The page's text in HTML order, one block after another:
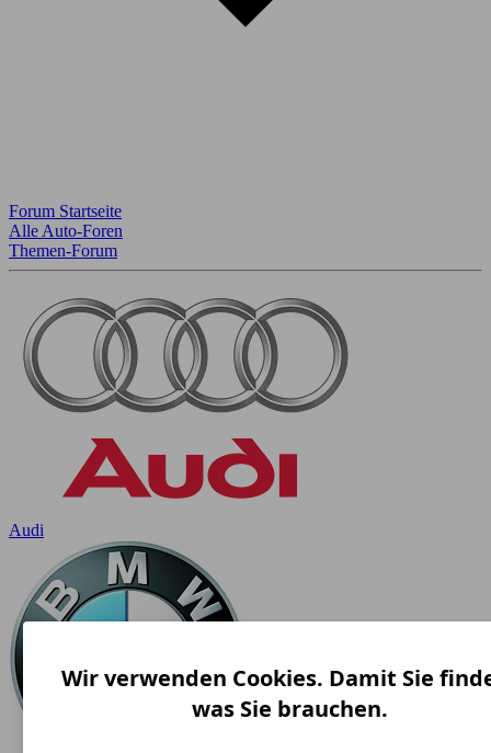
Forum Startseite
Alle Auto-Foren
Themen-Forum
Audi
Wir verwenden Cookies. Damit Sie
was Sie brauchen.